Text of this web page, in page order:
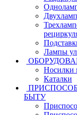
Лампы
Носилки
Каталки
БЫТУ